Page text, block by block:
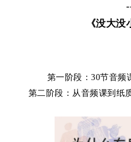
-
《没大没
第一阶段：30节音
第二阶段： 从音频课到纸